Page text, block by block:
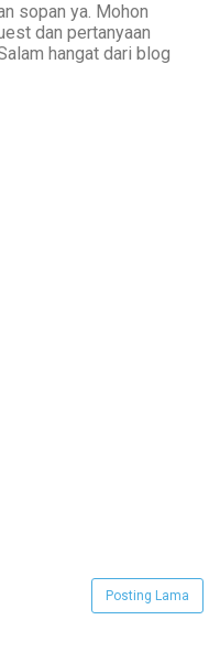
sopan ya. Mohon
dan pertanyaan
hangat dari blog
Posting Lama